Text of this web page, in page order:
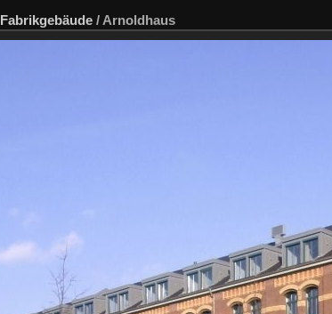
Fabrikgebäude / Arnoldhaus